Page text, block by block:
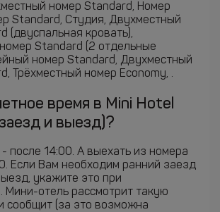
номер Standard, Номер
Standard, Студия, Двухместный
(двуспальная кровать),
Standard (2 отдельные
номер Standard, Двухместный
Трёхместный номер Economy, .
время в Mini Hotel
и выезд)?
после 14:00. А выехать из номера
Если Вам необходим ранний заезд
укажите это при
Мини-отель рассмотрит такую
сообщит (за это возможна